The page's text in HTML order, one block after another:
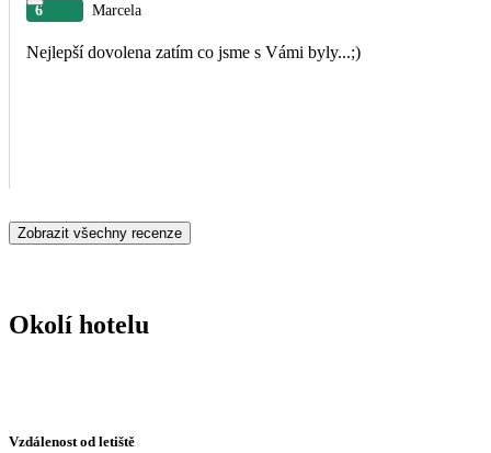
6 Marcela
Nejlepší dovolena zatím co jsme s Vámi byly...;)
Zobrazit všechny recenze
Okolí hotelu
Vzdálenost od letiště